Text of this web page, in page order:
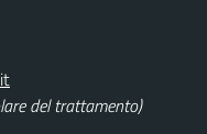
del trattamento)